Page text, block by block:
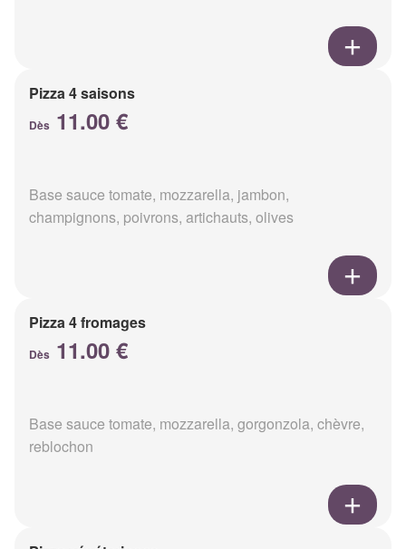
Pizza 4 saisons
Dès 11.00 €
Base sauce tomate, mozzarella, jambon,
champignons, poivrons, artichauts, olives
Pizza 4 fromages
Dès 11.00 €
Base sauce tomate, mozzarella, gorgonzola, chèvre,
reblochon